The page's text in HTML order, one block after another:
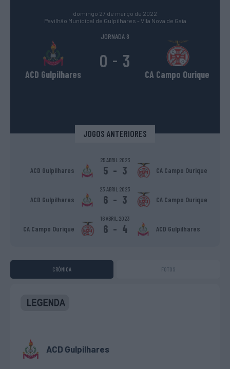
domingo 27 de março de 2022
Pavilhão Municipal de Gulpilhares - Vila Nova de Gaia
JORNADA 8
ACD Gulpilhares
0 - 3
CA Campo Ourique
JOGOS ANTERIORES
25 ABRIL 2023
ACD Gulpilhares 5 - 3 CA Campo Ourique
23 ABRIL 2023
ACD Gulpilhares 6 - 3 CA Campo Ourique
16 ABRIL 2023
CA Campo Ourique 6 - 4 ACD Gulpilhares
CRÓNICA FOTOS
ACD Gulpilhares